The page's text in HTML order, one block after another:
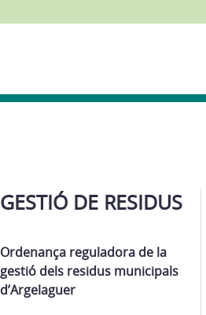
GESTIÓ DE RESIDUS
Ordenança reguladora de la
gestió dels residus municipals
d’Argelaguer